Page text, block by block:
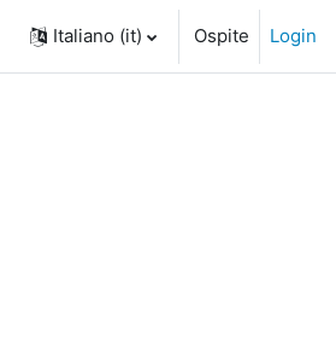
Italiano ‎(it)‎ Ospite Login